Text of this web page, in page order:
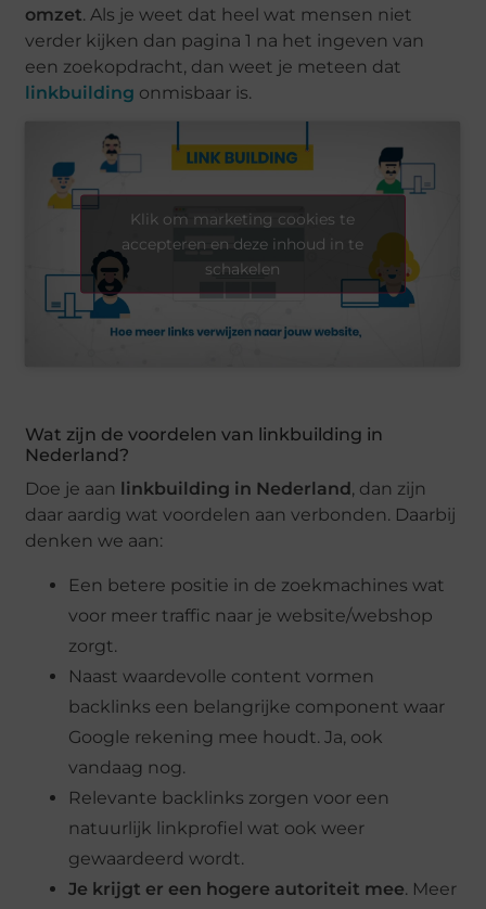
omzet. Als je weet dat heel wat mensen niet
verder kijken dan pagina 1 na het ingeven van
een zoekopdracht, dan weet je meteen dat
linkbuilding onmisbaar is.
Klik om marketing cookies te
accepteren en deze inhoud in te
schakelen
Wat zijn de voordelen van linkbuilding in
Nederland?
Doe je aan
linkbuilding in Nederland , dan zijn
daar aardig wat voordelen aan verbonden. Daarbij
denken we aan:
Een betere positie in de zoekmachines wat
voor meer traffic naar je website/webshop
zorgt.
Naast waardevolle content vormen
backlinks een belangrijke component waar
Google rekening mee houdt. Ja, ook
vandaag nog.
Relevante backlinks zorgen voor een
natuurlijk linkprofiel wat ook weer
gewaardeerd wordt.
Je krijgt er een hogere autoriteit mee. Meer